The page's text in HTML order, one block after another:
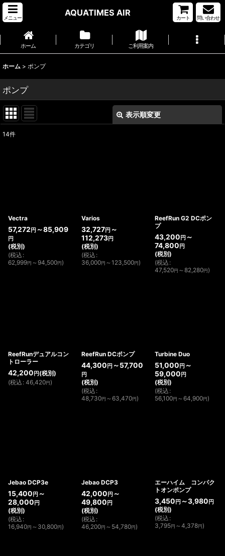
メニュー
AQUATIMES AIR
カート 問い合わせ
ホーム カテゴリ ご利用案内
ホーム > ポンプ
ポンプ
表示順変更
絞り込む
14件
Vectra
57,272 円 ～85,909
円
(税別)
(税込 :
62,999円 ～94,500円)
Varios
32,727円～
112,273円
(税別)
(税込 :
36,000円 ～123,500円)
ReefRun G2 DCポン
プ
43,200 円～
74,800 円
(税別)
(税込 :
47,520円 ～82,280円)
ReefRunデュアルコン
トローラー
42,200 円 (税別)
(税込 : 46,420円)
ReefRun DCポンプ
44,300 円～57,700
円
(税別)
(税込 :
48,730円 ～63,470円)
Turbine Duo
51,000 円～
59,000 円
(税別)
(税込 :
56,100円 ～64,900円)
Jebao DCP3e
15,400 円 ～
28,000 円
(税別)
(税込 :
16,940円 ～30,800円)
Jebao DCP3
42,000 円～
49,800 円
(税別)
(税込 :
46,200円 ～54,780円)
エーハイム コンパク
トオンポンプ
3,450 円～3,980 円
(税別)
(税込 :
3,795円 ～4,378円)